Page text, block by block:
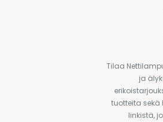
Tilaa
ja
tuotteita sekä
linkistä,